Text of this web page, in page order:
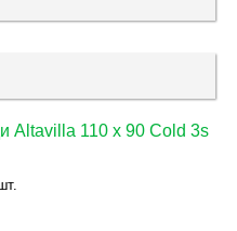
Altavilla 110 х 90 Cold 3s